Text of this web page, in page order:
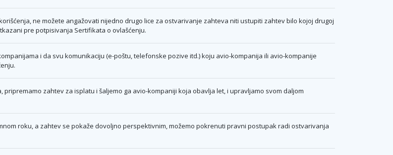
ne možete angažovati nijedno drugo lice za ostvarivanje zahteva niti ustupiti zahtev bilo kojoj drugoj
pre potpisivanja Sertifikata o ovlašćenju.
i da svu komunikaciju (e-poštu, telefonske pozive itd.) koju avio-kompanija ili avio-kompanije
zahtev za isplatu i šaljemo ga avio-kompaniji koja obavlja let, i upravljamo svom daljom
roku, a zahtev se pokaže dovoljno perspektivnim, možemo pokrenuti pravni postupak radi ostvarivanja